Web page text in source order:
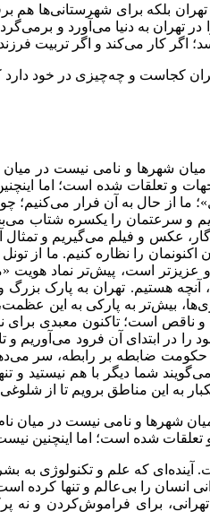
تهران بلکه برای شهرستانی‌ها
در تهران به دنیا می‌آورد و
اگر کار می‌کند و اگر تربیت
کجاست و چه‌چیزی در خود
شهرها و نامی نیست در میان
و تعلقات شده است؛ اما
ما از حال به آن فرار می‌کنیم؛
و سرعتمان را یکسره شتاب
عکس و فیلم می‌گیریم و تمثال
اکنونمان را نظاره کنیم. ما
عزیزتر است، پیش‌تر نماد هویت
آنچه هستیم. تهران به پارک
بیش‌تر به پارکی به این عظمت،
ناقص است؛ تاکنون معبدی برای
را در ابتدای آن فرود می‌آوریم
حکومت ضابطه بر رابطه، سر
شما دیگر با هم نیستید و
به این مناطق برویم تا از
شهرها و نامی نیست در میان
تعلقات شده است؛ اما اینچنین
آینده‌ای که علم و تکنولوژی به
انسان را بی‌عالم و تنها کرده
برای فراموش‌کردن و نه